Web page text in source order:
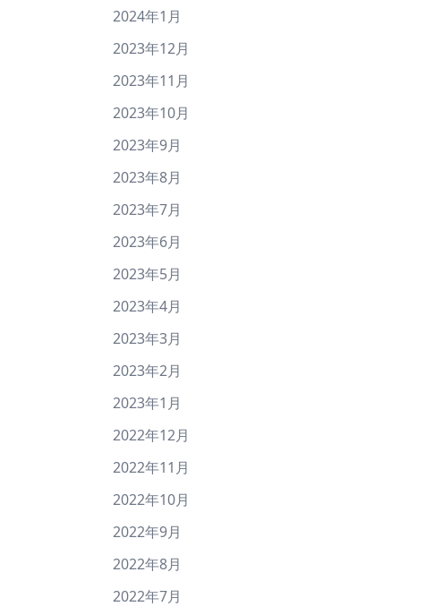
2024年1月
2023年12月
2023年11月
2023年10月
2023年9月
2023年8月
2023年7月
2023年6月
2023年5月
2023年4月
2023年3月
2023年2月
2023年1月
2022年12月
2022年11月
2022年10月
2022年9月
2022年8月
2022年7月